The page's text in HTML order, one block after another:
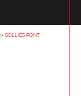
SOLLIES PONT